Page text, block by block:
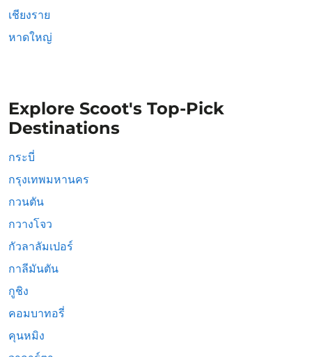
เชียงราย
หาดใหญ่
Explore Scoot's Top-Pick
Destinations
กระบี่
กรุงเทพมหานคร
กวนตัน
กวางโจว
กัวลาลัมเปอร์
กาลีมันตัน
กูชิง
คอมบาทอรี่
คุนหมิง